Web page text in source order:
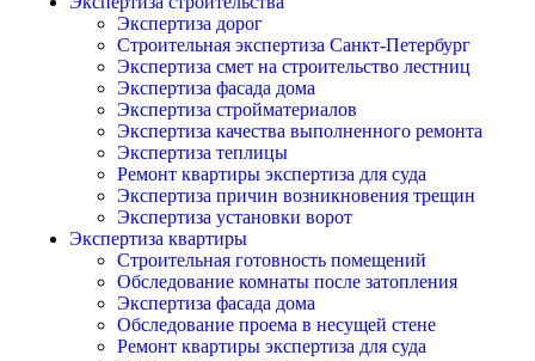
Экспертиза дорог
Строительная экспертиза Санкт-Петербург
Экспертиза смет на строительство лестниц
Экспертиза фасада дома
Экспертиза стройматериалов
Экспертиза качества выполненного ремонта
Экспертиза теплицы
Ремонт квартиры экспертиза для суда
Экспертиза причин возникновения трещин
Экспертиза установки ворот
Экспертиза квартиры
Строительная готовность помещений
Обследование комнаты после затопления
Экспертиза фасада дома
Обследование проема в несущей стене
Ремонт квартиры экспертиза для суда